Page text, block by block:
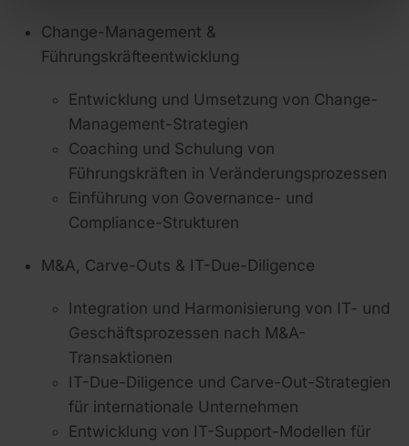
Change-Management &
Führungskräfteentwicklung
Entwicklung und Umsetzung von Change-
Management-Strategien
Coaching und Schulung von
Führungskräften in Veränderungsprozessen
Einführung von Governance- und
Compliance-Strukturen
M&A, Carve-Outs & IT-Due-Diligence
Integration und Harmonisierung von IT- und
Geschäftsprozessen nach M&A-
Transaktionen
IT-Due-Diligence und Carve-Out-Strategien
für internationale Unternehmen
Entwicklung von IT-Support-Modellen für